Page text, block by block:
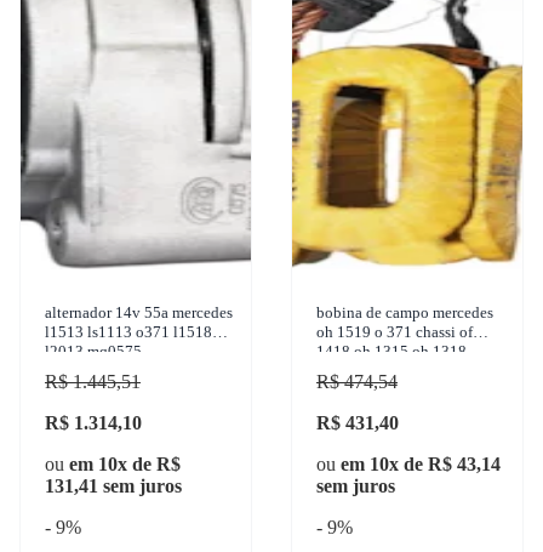
alternador 14v 55a mercedes
l1513 ls1113 o371 l1518
l2013 mq0575
R$ 1.445,51
R$ 1.314,10
ou em 10x de R$
131,41 sem juros
- 9%
bobina de campo mercedes
oh 1519 o 371 chassi of
1418 oh 1315 oh 1318
1970-2011 cinap -
76813738
R$ 474,54
R$ 431,40
ou em 10x de R$ 43,14
sem juros
- 9%